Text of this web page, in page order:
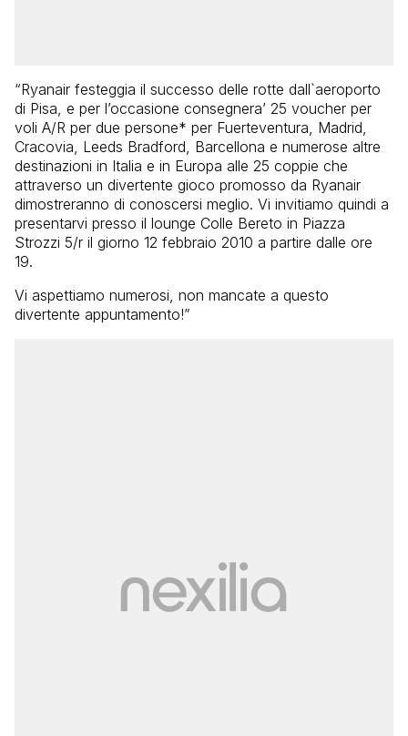
“Ryanair festeggia il successo delle rotte dall`aeroporto
di Pisa, e per l’occasione consegnera’ 25 voucher per
voli A/R per due persone* per Fuerteventura, Madrid,
Cracovia, Leeds Bradford, Barcellona e numerose altre
destinazioni in Italia e in Europa alle 25 coppie che
attraverso un divertente gioco promosso da Ryanair
dimostreranno di conoscersi meglio. Vi invitiamo quindi a
presentarvi presso il lounge Colle Bereto in Piazza
Strozzi 5/r il giorno 12 febbraio 2010 a partire dalle ore
19.
Vi aspettiamo numerosi, non mancate a questo
divertente appuntamento!”